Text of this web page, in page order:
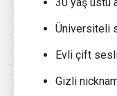
Üniversiteli
Evli çift
Gizli